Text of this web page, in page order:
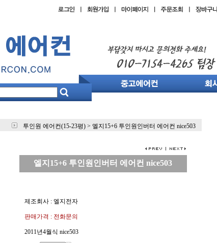
투인원 에어컨(15-23평) > 엘지15+6 투인원인버터 에어컨 nice503
엘지15+6 투인원인버터 에어컨 nice503
제조회사 : 엘지전자
판매가격 : 전화문의
2011년4월식 nice503